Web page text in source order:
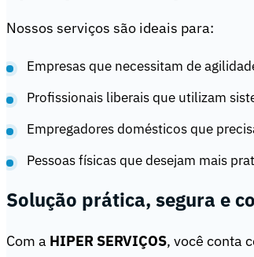
Nossos serviços são ideais para:
Empresas que necessitam de
Profissionais liberais que utilizam
Empregadores domésticos que
Pessoas físicas que desejam mais
Solução prática, segura e
Com a HIPER SERVIÇOS, você conta